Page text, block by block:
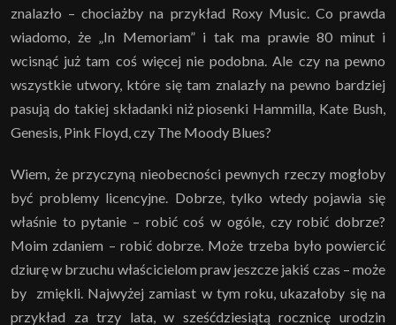
znalazło – chociażby na przykład Roxy Music. Co prawda
wiadomo, że „In Memoriam” i tak ma prawie 80 minut i
wcisnąć już tam coś więcej nie podobna. Ale czy na pewno
wszystkie utwory, które się tam znalazły na pewno bardziej
pasują do takiej składanki niż piosenki Hammilla, Kate Bush,
Genesis, Pink Floyd, czy The Moody Blues?
Wiem, że przyczyną nieobecności pewnych rzeczy mogłoby
być problemy licencyjne. Dobrze, tylko wtedy pojawia się
właśnie to pytanie – robić coś w ogóle, czy robić dobrze?
Moim zdaniem – robić dobrze. Może trzeba było powiercić
dziurę w brzuchu właścicielom praw jeszcze jakiś czas – może
by zmiękli. Najwyżej zamiast w tym roku, ukazałoby się na
przykład za trzy lata, w sześćdziesiątą rocznicę urodzin